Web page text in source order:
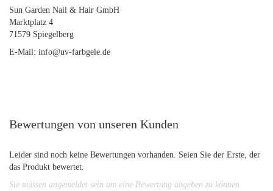
Sun Garden Nail & Hair GmbH
Marktplatz 4
71579 Spiegelberg
E-Mail: info@uv-farbgele.de
Bewertungen von unseren Kunden
Leider sind noch keine Bewertungen vorhanden. Seien Sie der Erste, der
das Produkt bewertet.
Sie müssen angemeldet sein um eine Bewertung abgeben zu können.